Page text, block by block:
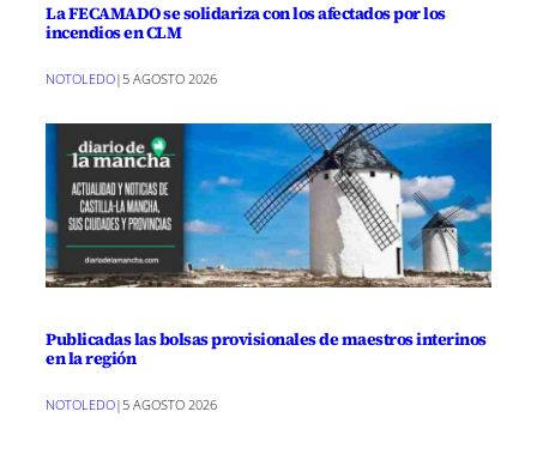
La FECAMADO se solidariza con los afectados por los
incendios en CLM
NOTOLEDO|5 AGOSTO 2026
Publicadas las bolsas provisionales de maestros interinos
en la región
NOTOLEDO|5 AGOSTO 2026